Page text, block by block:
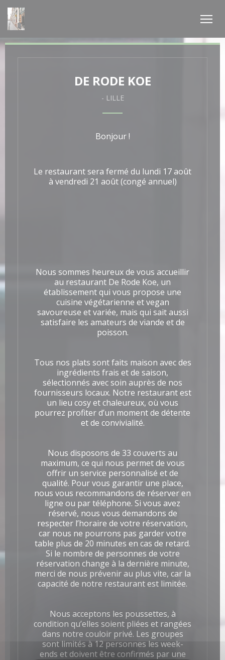
Personnalisation de vos choix en matière de cookies
DE RODE KOE
- LILLE
Bonjour !
Le restaurant sera fermé du lundi 17 août
à vendredi 21 août (congé annuel)
Nous sommes heureux de vous accueillir
au restaurant De Rode Koe, un
établissement qui vous propose une
cuisine végétarienne et vegan
savoureuse et variée, mais qui sait aussi
satisfaire les amateurs de viande et de
poisson.
Tous nos plats sont faits maison avec des
ingrédients frais et de saison,
sélectionnés avec soin auprès de nos
fournisseurs locaux. Notre restaurant est
un lieu cosy et chaleureux, où vous
pourrez profiter d’un moment de détente
et de convivialité.
Nous disposons de 33 couverts au
maximum, ce qui nous permet de vous
offrir un service personnalisé et de
qualité. Pour vous garantir une place,
nous vous recommandons de réserver en
ligne ou par téléphone. Si vous avez
réservé, nous vous demandons de
respecter l’horaire de votre réservation,
car nous ne pourrons pas garder votre
table plus de 20 minutes en cas de retard.
Si le nombre de personnes de votre
réservation change à la dernière minute,
merci de nous prévenir au plus vite, car la
capacité de notre restaurant est limitée.
Nous acceptons les poussettes, à
condition qu’elles soient pliées et rangées
dans notre couloir privé. Les groupes
sont limités à 12 personnes les week-
ends et doivent être confirmés par une